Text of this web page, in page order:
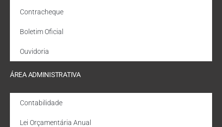
Contracheque
Boletim Oficial
Ouvidoria
ÁREA ADMINISTRATIVA
Contabilidade
Lei Orçamentária Anual